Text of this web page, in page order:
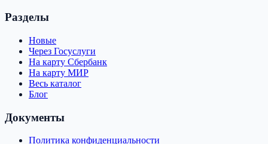
Разделы
Новые
Через Госуслуги
На карту Сбербанк
На карту МИР
Весь каталог
Блог
Документы
Политика конфиденциальности